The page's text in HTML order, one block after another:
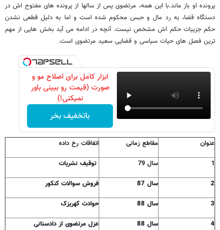
پرونده او باز ماند.با این همه، مرتضوی پس از سالها از پرونده های مفتوح اش در
دستگاه قضا، به رد مال و حبس محکوم شده است و اما به دلیل قطعی نشدن
حکم جزییات حکم اش مشخص نیست. آنچه در ادامه می آید بخش هایی از مهم
ترین فصل های حیات سیاسی و قضایی سعید مرتضوی است.
ابزار کامل برای اصلاح مو و
صورت (قیمت رو ببینی باور
نمیکنی!)
باتخفیف بخر
عنوان مقاطع زمانی اتفاقات رخ داده
1 سال 79 توقیف نشریات
2 سال 87 فروش سوالات کنکور
3 سال 88 حوادث کهریزک
4 سال 88 عزل مرتضوی از دادستانی